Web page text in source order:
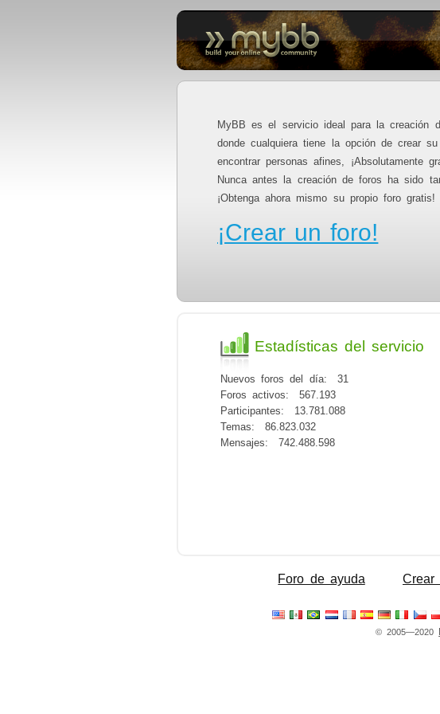
MyBB es el servicio ideal para la creación
donde cualquiera tiene la opción de crear
encontrar personas afines, ¡Absolutamente
Nunca antes la creación de foros ha sido
¡Obtenga ahora mismo su propio foro gratis!
¡Crear un foro!
Estadísticas del servicio
Nuevos foros del día:
31
Foros activos:
567.193
Participantes:
13.781.088
Temas:
86.823.032
Mensajes:
742.488.598
Foro de ayuda Crear
© 2005—2020